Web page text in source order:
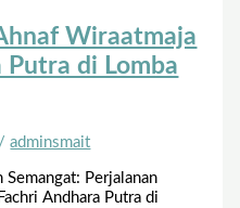
Wiraatmaja
Putra di Lomba
/adminsmait
Semangat: Perjalanan
Andhara Putra di